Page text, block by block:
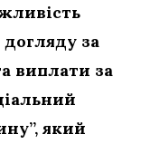
за
виплати за
який